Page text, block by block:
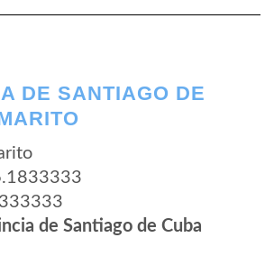
DE SANTIAGO DE
de Santiago de Cuba